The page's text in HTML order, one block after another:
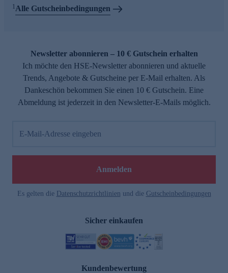
1Alle Gutscheinbedingungen
Newsletter abonnieren – 10 € Gutschein erhalten
Ich möchte den HSE-Newsletter abonnieren und aktuelle
Trends, Angebote & Gutscheine per E-Mail erhalten. Als
Dankeschön bekommen Sie einen 10 € Gutschein. Eine
Abmeldung ist jederzeit in den Newsletter-E-Mails möglich.
E-Mail-Adresse eingeben
Anmelden
Es gelten die Datenschutzrichtlinien und die Gutscheinbedingungen
Sicher einkaufen
Kundenbewertung